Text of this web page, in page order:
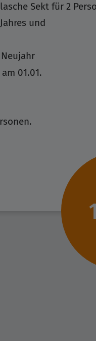
Sekt für 2
und
01.01.